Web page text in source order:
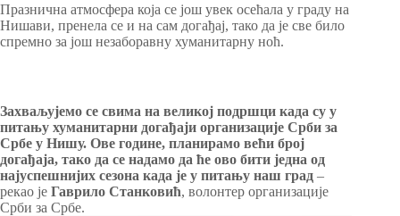
Празнична атмосфера која се још увек осећала у граду на
Нишави, пренела се и на сам догађај, тако да је све било
спремно за још незаборавну хуманитарну ноћ.
Захваљујемо се свима на великој подршци када су у
питању хуманитарни догађаји организације Срби за
Србе у Нишу. Ове године, планирамо већи број
догађаја, тако да се надамо да ће ово бити једна од
најуспешнијих сезона када је у питању наш град –
рекао је Гаврило Станковић, волонтер организације
Срби за Србе.